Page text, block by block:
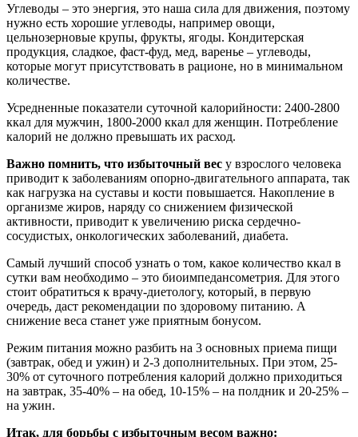
Углеводы – это энергия, это наша сила для движения, поэтому
нужно есть хорошие углеводы, например овощи,
цельнозерновые крупы, фрукты, ягоды. Кондитерская
продукция, сладкое, фаст-фуд, мед, варенье – углеводы,
которые могут присутствовать в рационе, но в минимальном
количестве.
Усредненные показатели суточной калорийности: 2400-2800
ккал для мужчин, 1800-2000 ккал для женщин. Потребление
калорий не должно превышать их расход.
Важно помнить, что избыточный вес у взрослого человека
приводит к заболеваниям опорно-двигательного аппарата, так
как нагрузка на суставы и кости повышается. Накопление в
организме жиров, наряду со снижением физической
активности, приводит к увеличению риска сердечно-
сосудистых, онкологических заболеваний, диабета.
Самый лучший способ узнать о том, какое количество ккал в
сутки вам необходимо – это биоимпедансометрия. Для этого
стоит обратиться к врачу-диетологу, который, в первую
очередь, даст рекомендации по здоровому питанию. А
снижение веса станет уже приятным бонусом.
Режим питания можно разбить на 3 основных приема пищи
(завтрак, обед и ужин) и 2-3 дополнительных. При этом, 25-
30% от суточного потребления калорий должно приходиться
на завтрак, 35-40% – на обед, 10-15% – на полдник и 20-25% –
на ужин.
Итак, для борьбы с избыточным весом важно: